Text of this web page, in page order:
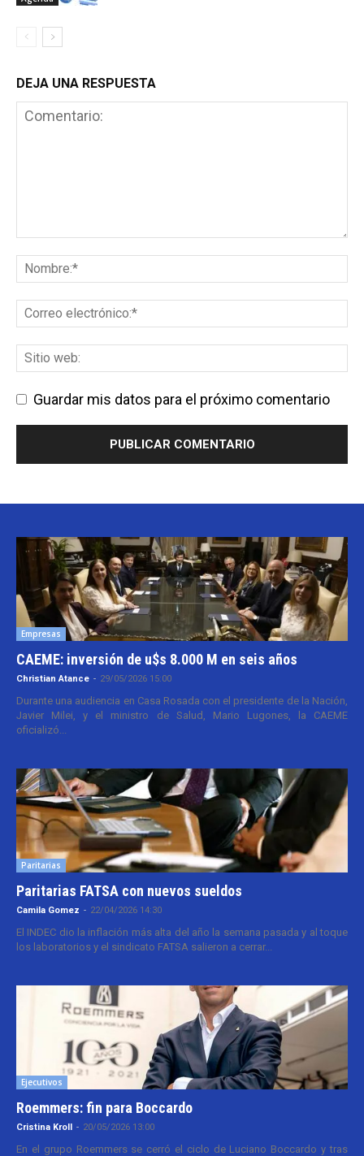
DEJA UNA RESPUESTA
Guardar mis datos para el próximo comentario
Empresas
CAEME: inversión de u$s 8.000 M en seis años
Christian Atance - 29/05/2026 15:00
Durante una audiencia en Casa Rosada con el presidente de la Nación,
Javier Milei, y el ministro de Salud, Mario Lugones, la CAEME
oficializó...
Paritarias
Paritarias FATSA con nuevos sueldos
Camila Gomez - 22/04/2026 14:30
El INDEC dio la inflación más alta del año la semana pasada y al toque
los laboratorios y el sindicato FATSA salieron a cerrar...
Ejecutivos
Roemmers: fin para Boccardo
Cristina Kroll - 20/05/2026 13:00
En el grupo Roemmers se cerró el ciclo de Luciano Boccardo y tras